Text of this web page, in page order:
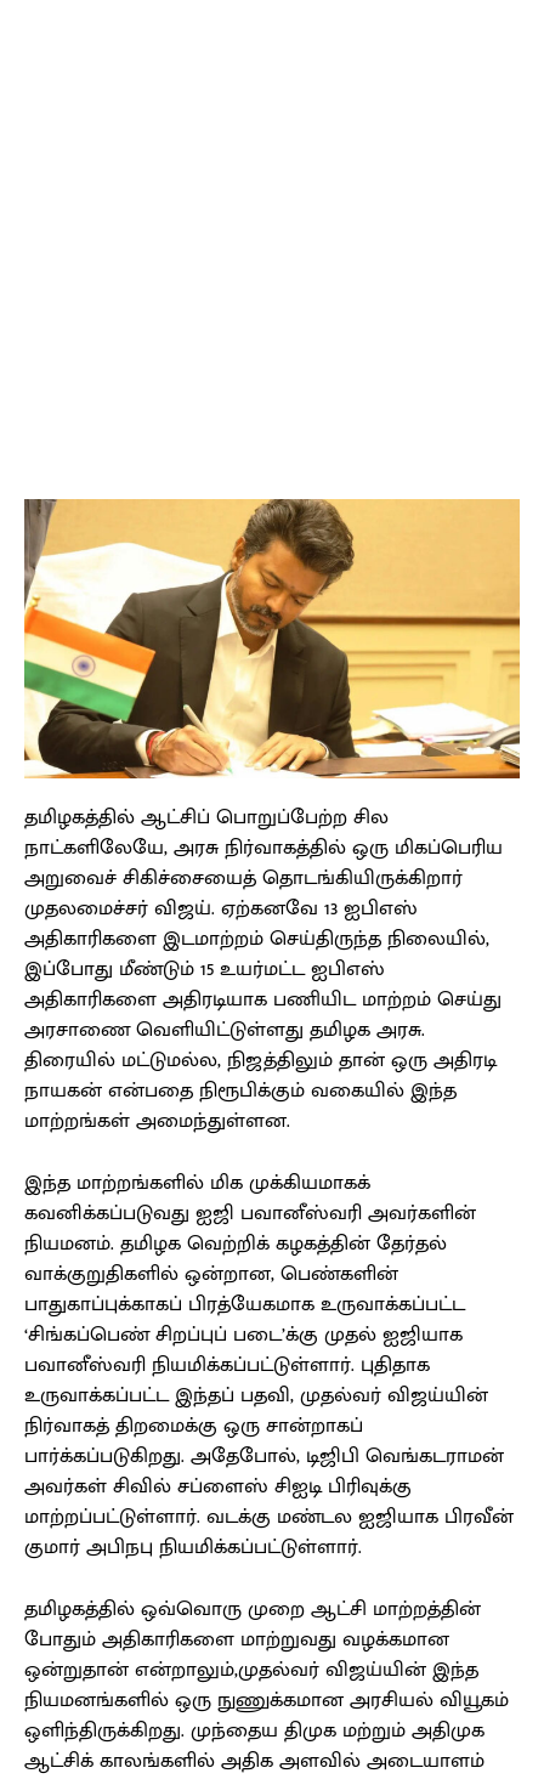
தமிழகத்தில் ஆட்சிப் பொறுப்பேற்ற சில
நாட்களிலேயே, அரசு நிர்வாகத்தில் ஒரு மிகப்பெரிய
அறுவைச் சிகிச்சையைத் தொடங்கியிருக்கிறார்
முதலமைச்சர் விஜய். ஏற்கனவே 13 ஐபிஎஸ்
அதிகாரிகளை இடமாற்றம் செய்திருந்த நிலையில்,
இப்போது மீண்டும் 15 உயர்மட்ட ஐபிஎஸ்
அதிகாரிகளை அதிரடியாக பணியிட மாற்றம் செய்து
அரசாணை வெளியிட்டுள்ளது தமிழக அரசு.
திரையில் மட்டுமல்ல, நிஜத்திலும் தான் ஒரு அதிரடி
நாயகன் என்பதை நிரூபிக்கும் வகையில் இந்த
மாற்றங்கள் அமைந்துள்ளன.
இந்த மாற்றங்களில் மிக முக்கியமாகக்
கவனிக்கப்படுவது ஐஜி பவானீஸ்வரி அவர்களின்
நியமனம். தமிழக வெற்றிக் கழகத்தின் தேர்தல்
வாக்குறுதிகளில் ஒன்றான, பெண்களின்
பாதுகாப்புக்காகப் பிரத்யேகமாக உருவாக்கப்பட்ட
‘சிங்கப்பெண் சிறப்புப் படை’க்கு முதல் ஐஜியாக
பவானீஸ்வரி நியமிக்கப்பட்டுள்ளார். புதிதாக
உருவாக்கப்பட்ட இந்தப் பதவி, முதல்வர் விஜய்யின்
நிர்வாகத் திறமைக்கு ஒரு சான்றாகப்
பார்க்கப்படுகிறது. அதேபோல், டிஜிபி வெங்கடராமன்
அவர்கள் சிவில் சப்ளைஸ் சிஐடி பிரிவுக்கு
மாற்றப்பட்டுள்ளார். வடக்கு மண்டல ஐஜியாக பிரவீன்
குமார் அபிநபு நியமிக்கப்பட்டுள்ளார்.
தமிழகத்தில் ஒவ்வொரு முறை ஆட்சி மாற்றத்தின்
போதும் அதிகாரிகளை மாற்றுவது வழக்கமான
ஒன்றுதான் என்றாலும்,முதல்வர் விஜய்யின் இந்த
நியமனங்களில் ஒரு நுணுக்கமான அரசியல் வியூகம்
ஒளிந்திருக்கிறது. முந்தைய திமுக மற்றும் அதிமுக
ஆட்சிக் காலங்களில் அதிக அளவில் அடையாளம்